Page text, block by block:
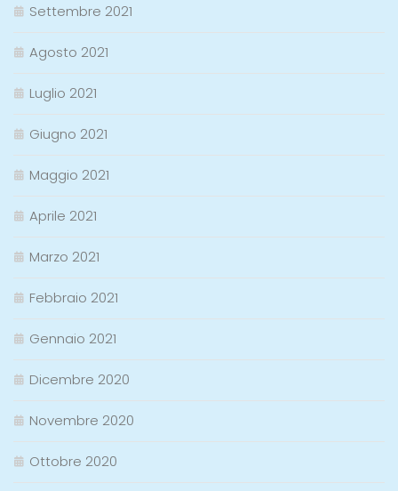
Settembre 2021
Agosto 2021
Luglio 2021
Giugno 2021
Maggio 2021
Aprile 2021
Marzo 2021
Febbraio 2021
Gennaio 2021
Dicembre 2020
Novembre 2020
Ottobre 2020